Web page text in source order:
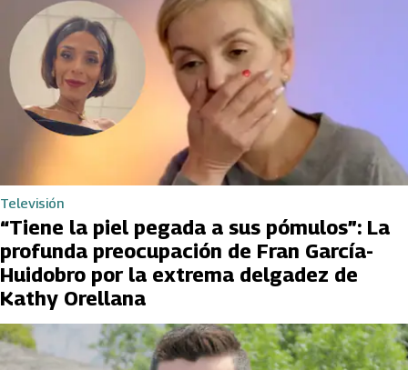
Televisión
“Tiene la piel pegada a sus pómulos”: La
profunda preocupación de Fran García-
Huidobro por la extrema delgadez de
Kathy Orellana